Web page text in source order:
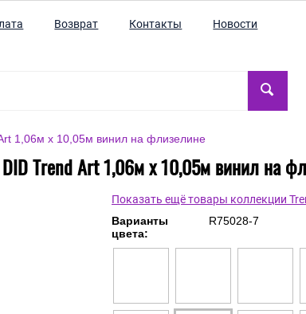
Возврат Контакты Новости
1,06м х 10,05м винил на флизелине
Trend Art 1,06м х 10,05м винил на
Показать ещё товары коллекции
Варианты
цвета:
R75028-7